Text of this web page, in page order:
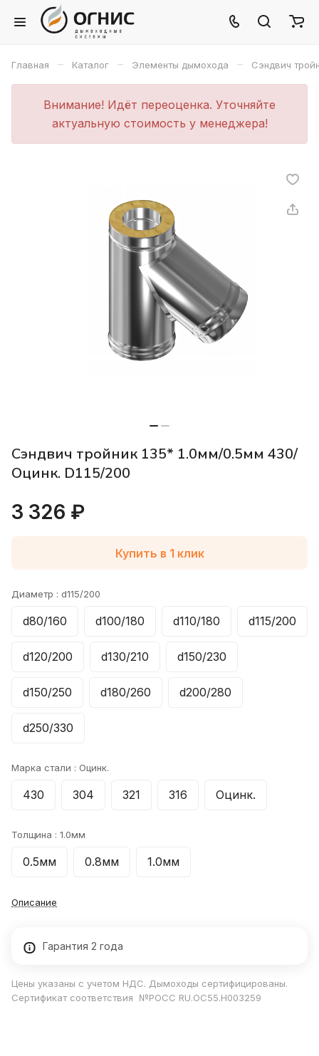
Главная – Каталог – Элементы дымохода – Сэндвич
Внимание! Идёт переоценка. Уточняйте
актуальную стоимость у менеджера!
Сэндвич тройник 135* 1.0мм/0.5мм 430/
Оцинк. D115/200
3 326 ₽
Купить в 1 клик
Диаметр : d115/200
d80/160 d100/180 d110/180 d115/200
d120/200 d130/210 d150/230
d150/250 d180/260 d200/280
d250/330
Марка стали : Оцинк.
430 304 321 316 Оцинк.
Толщина : 1.0мм
0.5мм 0.8мм 1.0мм
Описание
Гарантия 2 года
Цены указаны с учетом НДС. Дымоходы сертифицированы.
Сертификат соответствия №РОСС RU.ОС55.Н003259